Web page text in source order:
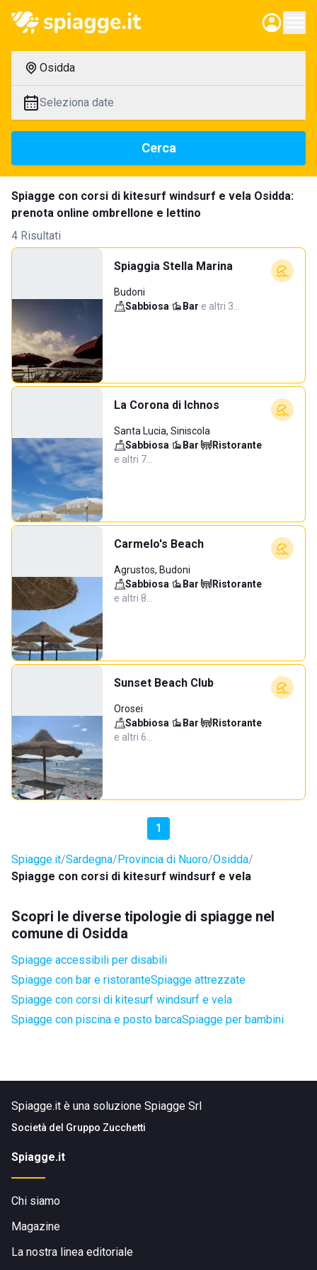
Osidda
Seleziona date
Cerca
Spiagge con corsi di kitesurf windsurf e vela Osidda:
prenota online ombrellone e lettino
4 Risultati
Spiaggia Stella Marina
Budoni
Sabbiosa· Bar·e altri 3…
La Corona di Ichnos
Santa Lucia, Siniscola
Sabbiosa· Bar· Ristorante·
e altri 7…
Carmelo's Beach
Agrustos, Budoni
Sabbiosa· Bar· Ristorante·
e altri 8…
Sunset Beach Club
Orosei
Sabbiosa· Bar· Ristorante·
e altri 6…
1
Spiagge.it Sardegna Provincia di Nuoro Osidda
Spiagge con corsi di kitesurf windsurf e vela
Scopri le diverse tipologie di spiagge nel
comune di Osidda
Spiagge accessibili per disabili
Spiagge con bar e ristoranteSpiagge attrezzate
Spiagge con corsi di kitesurf windsurf e vela
Spiagge con piscina e posto barcaSpiagge per bambini
Spiagge.it è una soluzione Spiagge Srl
Società del Gruppo Zucchetti
Spiagge.it
Chi siamo
Magazine
La nostra linea editoriale